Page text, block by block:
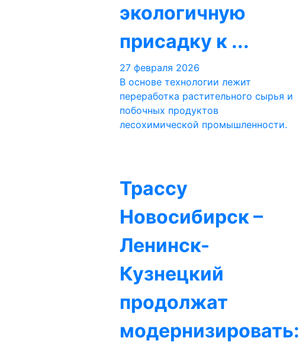
экологичную
присадку к ...
27 февраля 2026
В основе технологии лежит
переработка растительного сырья и
побочных продуктов
лесохимической промышленности.
Трассу
Новосибирск –
Ленинск-
Кузнецкий
продолжат
модернизировать: